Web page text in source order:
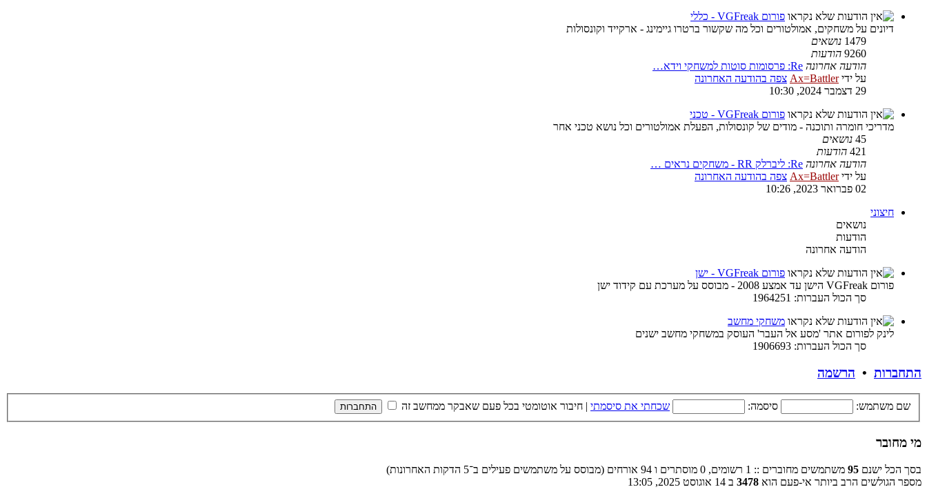
פורום VGFreak - כללי
דיונים על משחקים, אמולטורים וכל מה שקשור ברטרו גיימינג - ארקייד וקונסולות
1479 נושאים
9260 הודעות
הודעה אחרונה Re: פרסומות סוטות למשחקי וידא…
על ידיAx=Battler צפה בהודעה האחרונה
29 דצמבר 2024, 10:30
פורום VGFreak - טכני
מדריכי חומרה ותוכנה - מודים של קונסולות, הפעלת אמולטורים וכל נושא טכני אחר
45 נושאים
421 הודעות
הודעה אחרונה Re: ליברלק RR - משחקים נראים …
על ידיAx=Battler צפה בהודעה האחרונה
02 פברואר 2023, 10:26
חיצוני
נושאים
הודעות
הודעה אחרונה
פורום VGFreak - ישן
פורום VGFreak הישן עד אמצע 2008 - מבוסס על מערכת עם קידוד ישן
סך הכול העברות: 1964251
משחקי מחשב
לינק לפורום אתר 'מסע אל העבר' העוסק במשחקי מחשב ישנים
סך הכול העברות: 1906693
התחברות • הרשמה
שם משתמש: סיסמה: שכחתי את סיסמתי | חיבור אוטומטי בכל פעם שאבקר ממחשב זה
מי מחובר
בסך הכל ישנם 95 משתמשים מחוברים :: 1 רשומים, 0 מוסתרים ו 94 אורחים (מבוסס על משתמשים פעילים ב־5 הדקות האחרונות)
מספר הגולשים הרב ביותר אי-פעם הוא 3478 ב 14 אוגוסט 2025, 13:05